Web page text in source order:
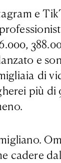
e
e
di
più di
cadere